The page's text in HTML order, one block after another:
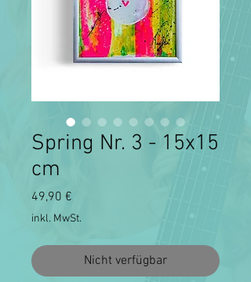
Spring Nr. 3 - 15x15
cm
49,90 €
inkl. MwSt.
Nicht verfügbar